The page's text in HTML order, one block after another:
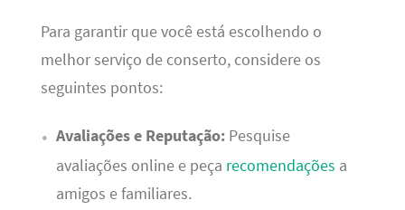
Para garantir que você está escolhendo o
melhor serviço de conserto, considere os
seguintes pontos:
Avaliações e Reputação:Pesquise
avaliações online e peça recomendações a
amigos e familiares.